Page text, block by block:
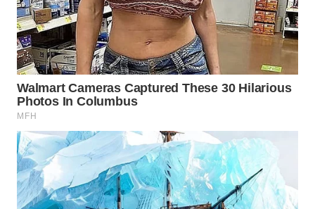
ADVOKAT
WAHANA
INFRASTRUKTUR
WAHANA
KONSUMEN
WAHANA
LISTRIK
WAHANA